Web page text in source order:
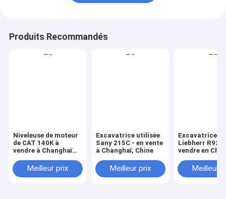
Produits Recommandés
Niveleuse de moteur
de CAT 140K à
vendre à Changhaï
Meilleur prix
Excavatrice utilisée
Sany 215C - en vente
à Changhaï, Chine
Meilleur prix
Excavatrice
Liebherr
vendre en
Meilleur